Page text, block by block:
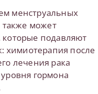
менструальных
также может
которые подавляют
химиотерапия после
лечения рака
гормона